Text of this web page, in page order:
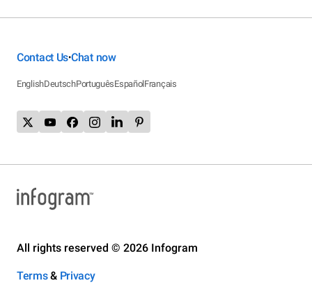
Contact Us•Chat now
EnglishDeutschPortuguêsEspañolFrançais
All rights reserved © 2026 Infogram
Terms& Privacy